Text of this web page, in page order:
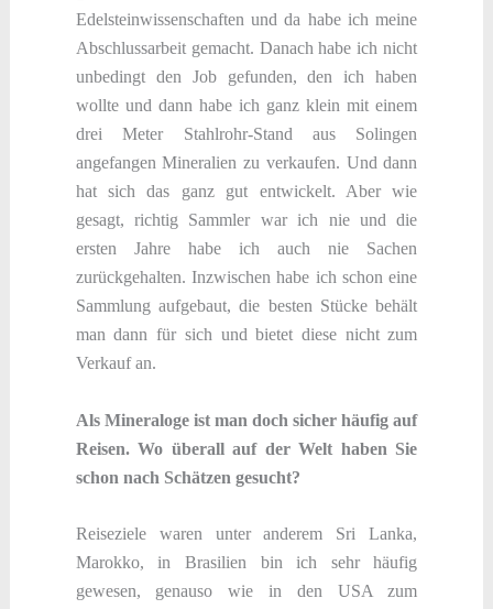
Edelsteinwissenschaften und da habe ich meine
Abschlussarbeit gemacht. Danach habe ich nicht
unbedingt den Job gefunden, den ich haben
wollte und dann habe ich ganz klein mit einem
drei Meter Stahlrohr-Stand aus Solingen
angefangen Mineralien zu verkaufen. Und dann
hat sich das ganz gut entwickelt. Aber wie
gesagt, richtig Sammler war ich nie und die
ersten Jahre habe ich auch nie Sachen
zurückgehalten. Inzwischen habe ich schon eine
Sammlung aufgebaut, die besten Stücke behält
man dann für sich und bietet diese nicht zum
Verkauf an.
Als Mineraloge ist man doch sicher häufig auf
Reisen. Wo überall auf der Welt haben Sie
schon nach Schätzen gesucht?
Reiseziele waren unter anderem Sri Lanka,
Marokko, in Brasilien bin ich sehr häufig
gewesen, genauso wie in den USA zum